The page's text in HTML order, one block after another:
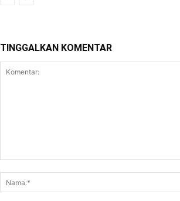
TINGGALKAN KOMENTAR